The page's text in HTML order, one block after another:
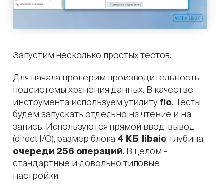
Запустим несколько простых тестов.
Для начала проверим производительность
подсистемы хранения данных. В качестве
инструмента используем утилиту fio. Тесты
будем запускать отдельно на чтение и на
запись. Используются прямой ввод-вывод
(direct I/O), размер блока 4 КБ, libaio, глубина
очереди 256 операций. В целом –
стандартные и довольно типовые
настройки.